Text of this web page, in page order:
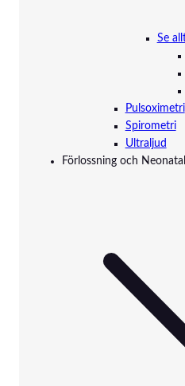
Se
Pulsoximetri
Spirometri
Ultraljud
Förlossning och Neonatal